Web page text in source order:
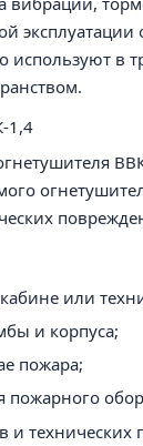
эксплуатации
используют в
1,4
или
и корпуса;
пожара;
пожарного
и